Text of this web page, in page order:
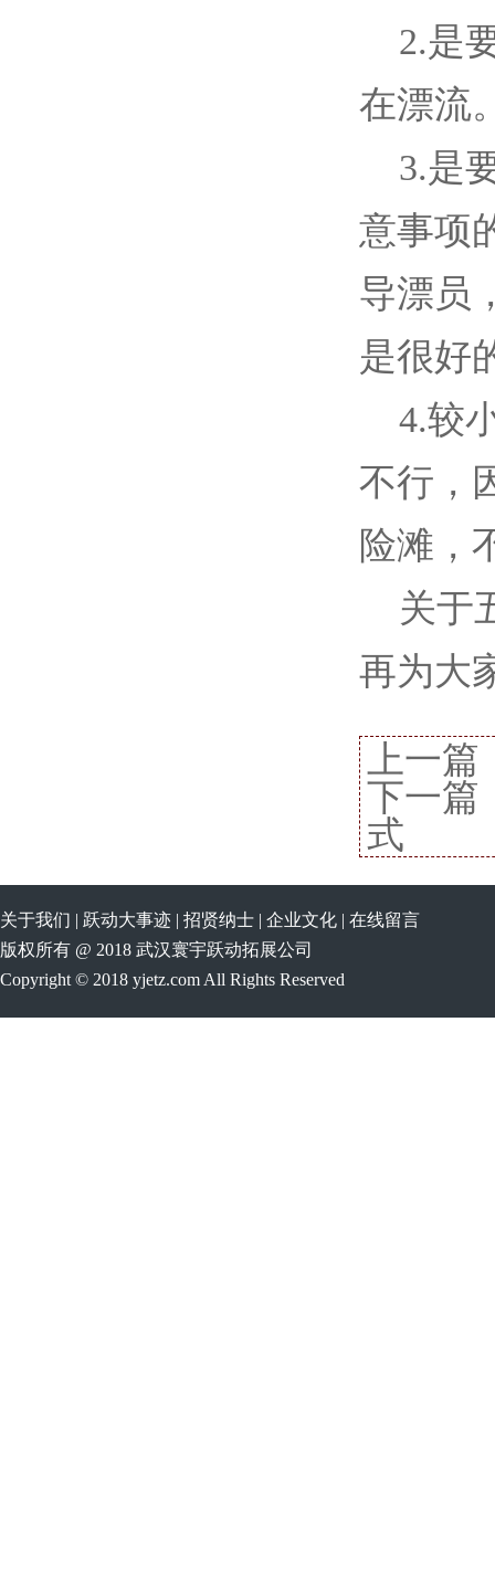
2.是
在漂流
3.是
意事项
导漂员
是很好
4.较
不行，
险滩，
关于
再为大
上一篇
下一篇
式
关于我们 | 跃动大事迹 | 招贤纳士 | 企业文化 | 在线留言
版权所有 @ 2018 武汉寰宇跃动拓展公司
Copyright © 2018 yjetz.com All Rights Reserved